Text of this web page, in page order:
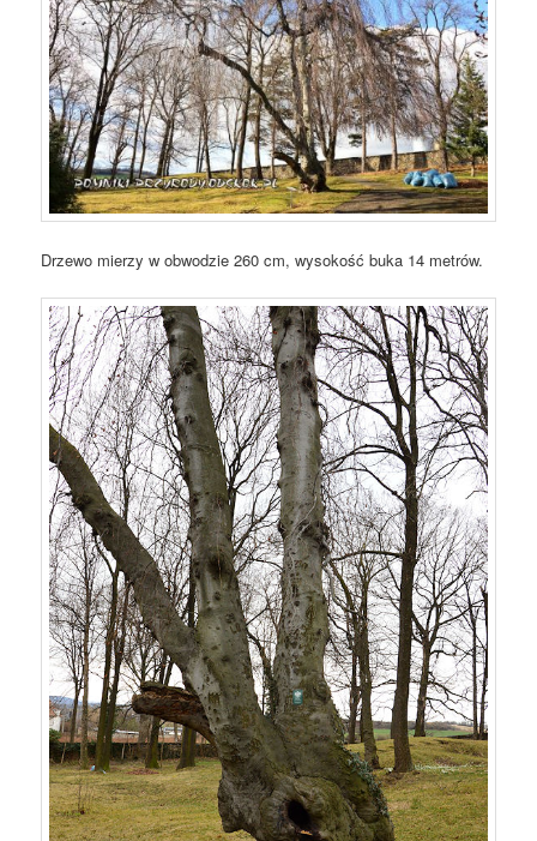
Drzewo mierzy w obwodzie 260 cm, wysokość buka 14 metrów.